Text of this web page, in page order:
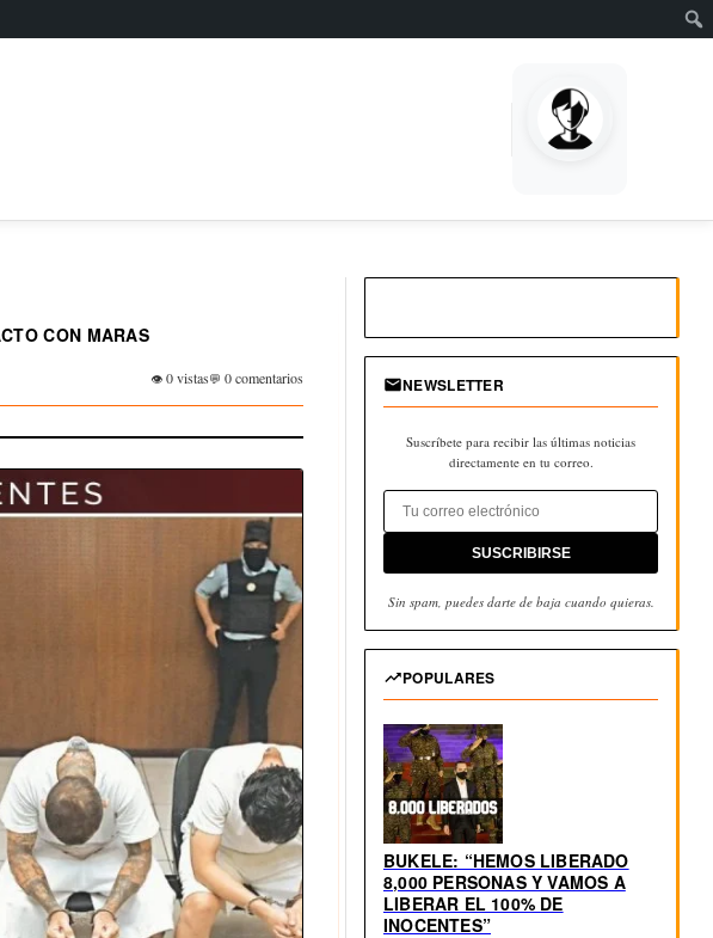
CON MARAS
0 vistas 0 comentarios NEWSLETTER
Suscríbete para recibir las últimas noticias
directamente en tu correo.
SUSCRIBIRSE
Sin spam, puedes darte de baja cuando quieras.
POPULARES
BUKELE: “HEMOS LIBERADO
8,000 PERSONAS Y VAMOS A
LIBERAR EL 100% DE
INOCENTES”